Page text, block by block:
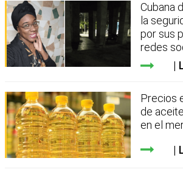
Cubana
la
por sus
redes
Precios
de
en el